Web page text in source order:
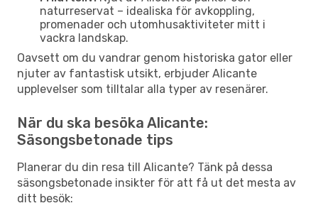
naturreservat – idealiska för avkoppling,
promenader och utomhusaktiviteter mitt i
vackra landskap.
Oavsett om du vandrar genom historiska gator eller
njuter av fantastisk utsikt, erbjuder Alicante
upplevelser som tilltalar alla typer av resenärer.
När du ska besöka Alicante:
Säsongsbetonade tips
Planerar du din resa till Alicante? Tänk på dessa
säsongsbetonade insikter för att få ut det mesta av
ditt besök: